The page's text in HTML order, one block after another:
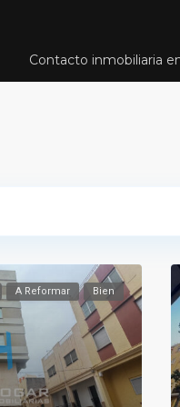
Contacto inmobiliaria
A Reformar Bien